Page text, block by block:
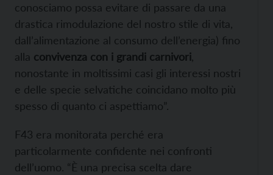
conosciamo possa evitare di passare da una
drastica rimodulazione del nostro stile di vita,
dall’alimentazione al consumo dell’energia) fino
alla convivenza con i grandi carnivori
nonostante in moltissimi casi gli interessi nostri
e delle specie selvatiche coincidano molto più
spesso di quanto ci aspettiamo”.
F43 era monitorata perché era
particolarmente confidente nei confronti
dell’uomo. “È una precisa scelta dare